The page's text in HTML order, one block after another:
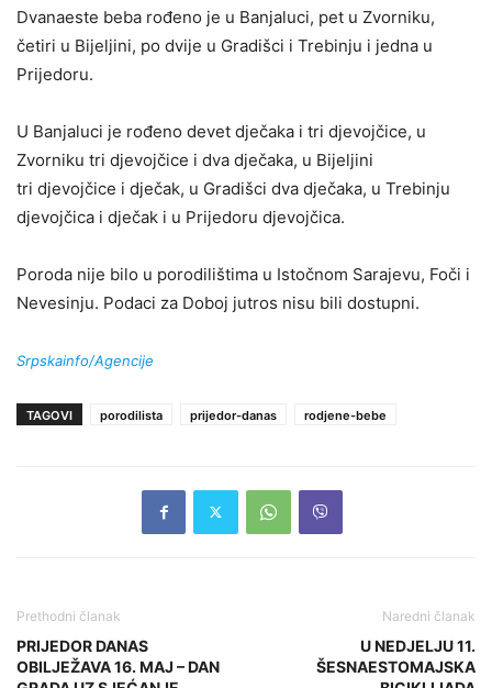
Dvanaeste beba rođeno je u Banjaluci, pet u Zvorniku,
četiri u Bijeljini, po dvije u Gradišci i Trebinju i jedna u
Prijedoru.
U Banjaluci je rođeno devet dječaka i tri djevojčice, u
Zvorniku tri djevojčice i dva dječaka, u Bijeljini
tri djevojčice i dječak, u Gradišci dva dječaka, u Trebinju
djevojčica i dječak i u Prijedoru djevojčica.
Poroda nije bilo u porodilištima u Istočnom Sarajevu, Foči i
Nevesinju. Podaci za Doboj jutros nisu bili dostupni.
Srpskainfo/Agencije
TAGOVI porodilista prijedor-danas rodjene-bebe
Prethodni članak
PRIJEDOR DANAS
OBILJEŽAVA 16. MAJ – DAN
Naredni članak
U NEDJELJU 11.
ŠESNAESTOMAJSKA